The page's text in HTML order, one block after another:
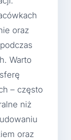
oraz
Warto
– często
niż
oraz